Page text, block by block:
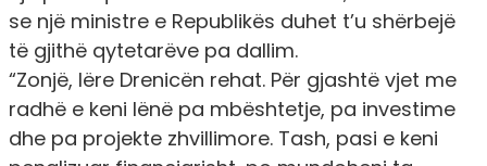
se një ministre e Republikës duhet t’u shërbejë
të gjithë qytetarëve pa dallim.
“Zonjë, lëre Drenicën rehat. Për gjashtë vjet me
radhë e keni lënë pa mbështetje, pa investime
dhe pa projekte zhvillimore. Tash, pasi e keni